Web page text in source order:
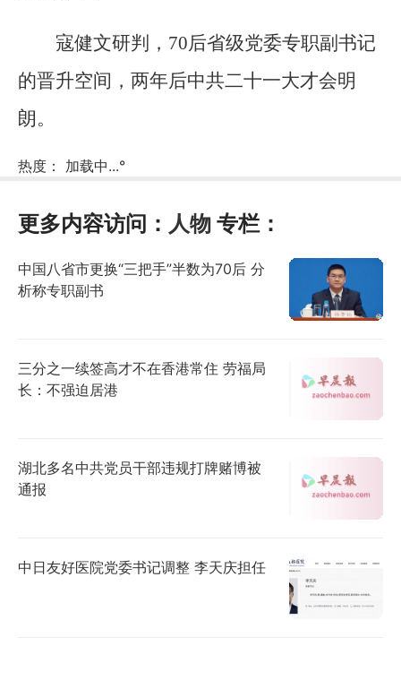
寇健文研判，70后省级党委专职副书记
的晋升空间，两年后中共二十一大才会明
朗。
热度： 加载中...°
更多内容访问： 人物 专栏：
中国八省市更换“三把手”半数为70后 分
析称专职副书
三分之一续签高才不在香港常住 劳福局
长：不强迫居港
湖北多名中共党员干部违规打牌赌博被
通报
中日友好医院党委书记调整 李天庆担任